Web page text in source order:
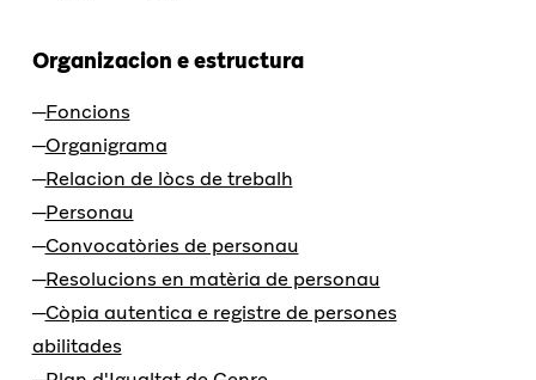
Organizacion e estructura
Foncions
Organigrama
Relacion de lòcs de trebalh
Personau
Convocatòries de personau
Resolucions en matèria de personau
Còpia autentica e registre de persones
abilitades